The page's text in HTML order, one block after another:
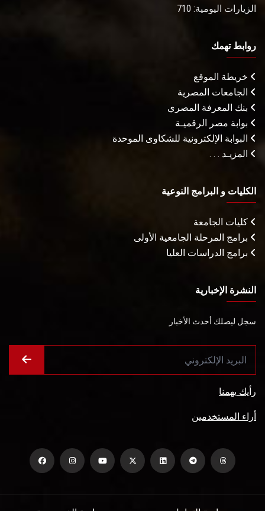
الزيارات اليومية: 710
روابط تهمك
خريطة الموقع
الجامعات المصرية
بنك المعرفة المصري
بوابة مصر الرقميـة
البوابة الإلكترونية للشكاوى الموحدة
المزيـد . . .
الكليات و البرامج النوعية
كليات الجامعة
برامج المرحلة الجامعية الأولى
برامج الدراسات العليا
النشرة الإخبارية
سجل ليصلك أحدث الأخبار
رأيك يهمنا
أراء المستخدمين